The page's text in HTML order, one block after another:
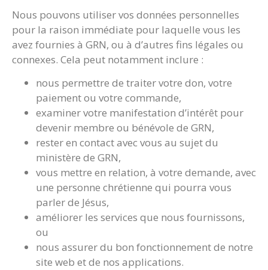
Nous pouvons utiliser vos données personnelles
pour la raison immédiate pour laquelle vous les
avez fournies à GRN, ou à d’autres fins légales ou
connexes. Cela peut notamment inclure :
nous permettre de traiter votre don, votre
paiement ou votre commande,
examiner votre manifestation d’intérêt pour
devenir membre ou bénévole de GRN,
rester en contact avec vous au sujet du
ministère de GRN,
vous mettre en relation, à votre demande, avec
une personne chrétienne qui pourra vous
parler de Jésus,
améliorer les services que nous fournissons,
ou
nous assurer du bon fonctionnement de notre
site web et de nos applications.